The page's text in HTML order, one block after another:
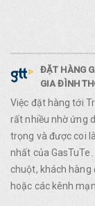
ĐẶT HÀNG
GIA ĐÌNH
Việc đặt hàng tới
rất nhiều nhờ ứng
trọng và được coi
nhất của
chuột, khách hàng
hoặc các kênh